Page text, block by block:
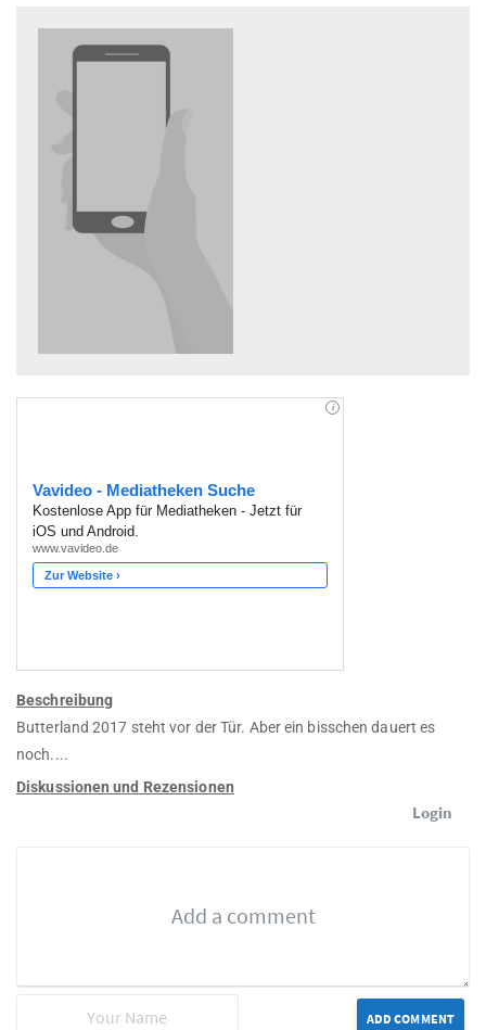
Beschreibung
Butterland 2017 steht vor der Tür. Aber ein bisschen dauert es
noch....
Diskussionen und Rezensionen
Login
ADD COMMENT